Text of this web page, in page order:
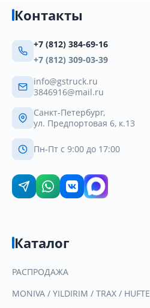
Контакты
+7 (812) 384-69-16
+7 (812) 309-03-39
info@gstruck.ru
3846916@mail.ru
Санкт-Петербург,
ул. Предпортовая 6, к.13
Пн-Пт с 9:00 до 17:00
Каталог
РАСПРОДАЖА
MONIVA / YILDIRIM / TRAX / HUFTE